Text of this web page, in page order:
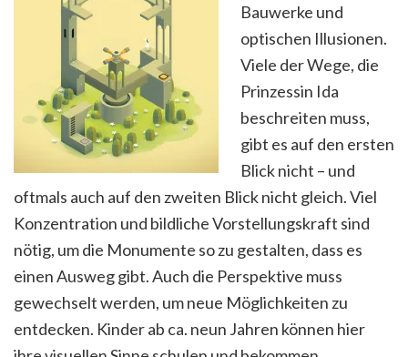
Bauwerke und
optischen Illusionen.
Viele der Wege, die
Prinzessin Ida
beschreiten muss,
gibt es auf den ersten
Blick nicht – und
oftmals auch auf den zweiten Blick nicht gleich. Viel
Konzentration und bildliche Vorstellungskraft sind
nötig, um die Monumente so zu gestalten, dass es
einen Ausweg gibt. Auch die Perspektive muss
gewechselt werden, um neue Möglichkeiten zu
entdecken. Kinder ab ca. neun Jahren können hier